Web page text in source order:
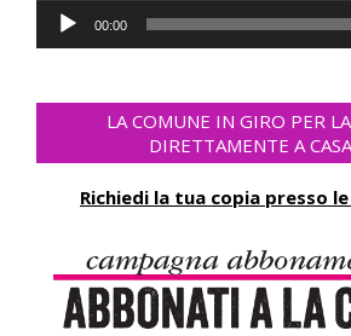
Lecteur
audio
00:00
LA COMUNE IN GIRO PER
DIRETTAMENTE A
Richiedi la tua copia presso